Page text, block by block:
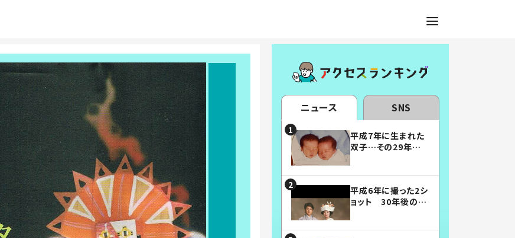
ニュース SNS
平成7年に生まれた
双子…その29年後
平成6年に撮った2シ
ョット 30年後の姿